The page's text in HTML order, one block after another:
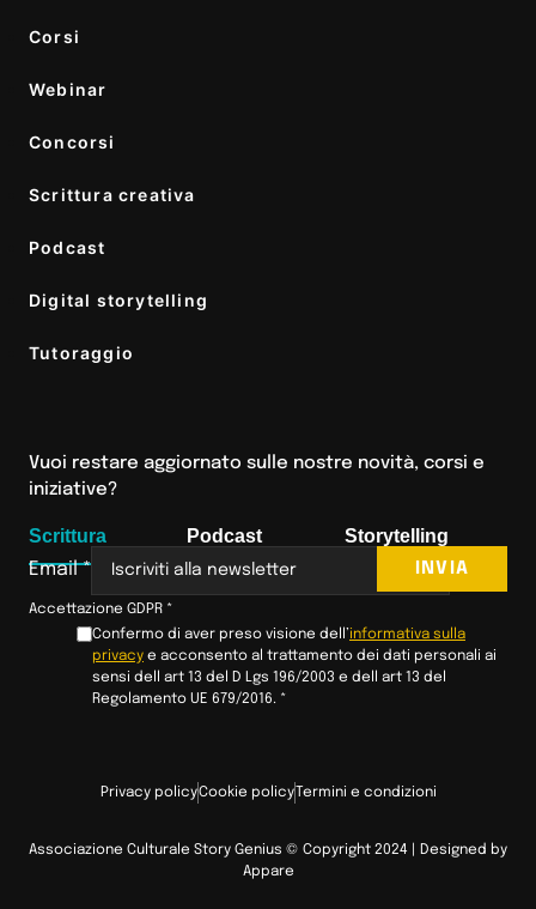
Corsi
Webinar
Concorsi
Scrittura creativa
Podcast
Digital storytelling
Tutoraggio
Vuoi restare aggiornato sulle nostre novità, corsi e
iniziative?
Scrittura
Email*
Accettazione GDPR *
Confermo di aver preso visione dell’informativa sulla
privacy e acconsento al trattamento dei dati personali ai
sensi dell art 13 del D Lgs 196/2003 e dell art 13 del
Regolamento UE 679/2016. *
INVIA
Podcast Storytelling
Associazione Culturale Story Genius © Copyright 2024 | Designed by
Appare
Privacy policyCookie policy Termini e condizioni